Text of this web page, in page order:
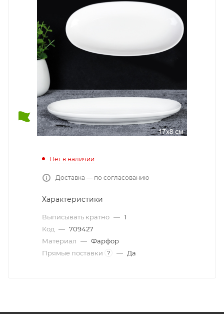
Нет в наличии
Доставка — по согласованию
Характеристики
Выписывать кратно — 1
Код — 709427
Материал — Фарфор
Прямые поставки
? — Да